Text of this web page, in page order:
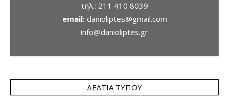
τηλ.: 211 410 8039
email: danioliptes@gmail.com
info@danioliptes.gr
ΔΕΛΤΊΑ ΤΎΠΟΥ